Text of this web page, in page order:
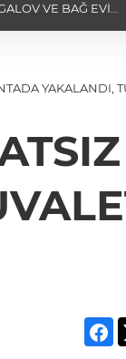
VE BAĞ EVİ
YAKALANDI,